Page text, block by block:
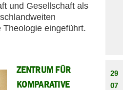
und Gesellschaft als
eingeführt.
ZENTRUM FÜR
KOMPARATIVE
29
07